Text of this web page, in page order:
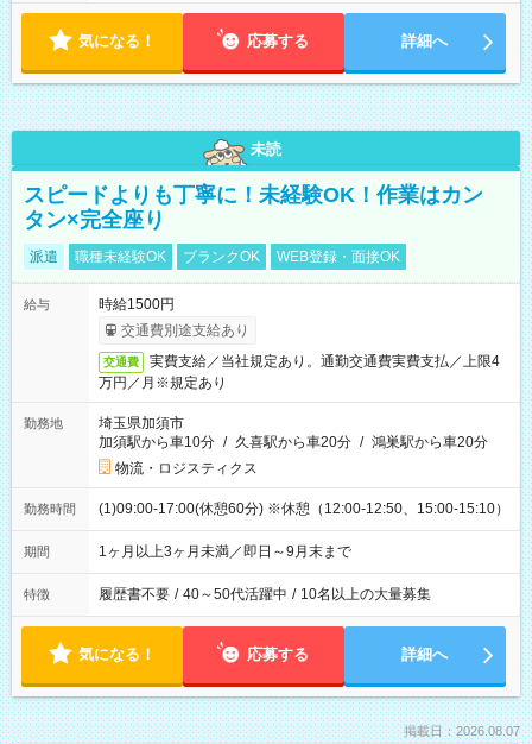
気になる！ 応募する 詳細へ
未読
スピードよりも丁寧に！未経験OK！作業はカン
タン×完全座り
派遣 職種未経験OK ブランクOK WEB登録・面接OK
給与
時給1500円
交通費別途支給あり
交通費
実費支給／当社規定あり。通勤交通費実費支払／上限4
万円／月※規定あり
勤務地
埼玉県加須市
加須駅から車10分 / 久喜駅から車20分 / 鴻巣駅から車20分
物流・ロジスティクス
勤務時間 (1)09:00-17:00(休憩60分) ※休憩（12:00-12:50、15:00-15:10）
期間 1ヶ月以上3ヶ月未満／即日～9月末まで
特徴 履歴書不要 / 40～50代活躍中 / 10名以上の大量募集
気になる！ 応募する 詳細へ
掲載日：2026.08.07